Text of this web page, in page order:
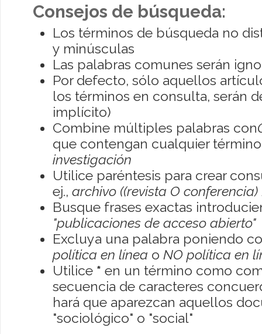
Consejos de búsqueda:
Los términos de búsqueda no
y minúsculas
Las palabras comunes serán
Por defecto, sólo aquellos
los términos en consulta, serán
implícito)
Combine múltiples palabras con
que contengan cualquier
investigación
Utilice paréntesis para crear
ej., archivo ((revista O conferencia)
Busque frases exactas
"publicaciones de acceso abierto"
Excluya una palabra poniendo
política en línea o NO política en
Utilice * en un término como
secuencia de caracteres
hará que aparezcan aquellos
"sociológico" o "social"